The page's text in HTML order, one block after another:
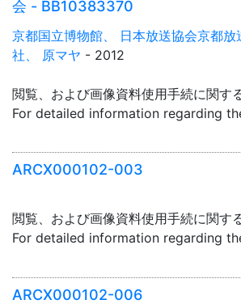
会 - BB10383370
京都国立博物館、 日本放送協会京都
社、 原マヤ - 2012
閲覧、および画像資料使用手続に関す
For detailed information regarding
ARCX000102-003
閲覧、および画像資料使用手続に関す
For detailed information regarding
ARCX000102-006